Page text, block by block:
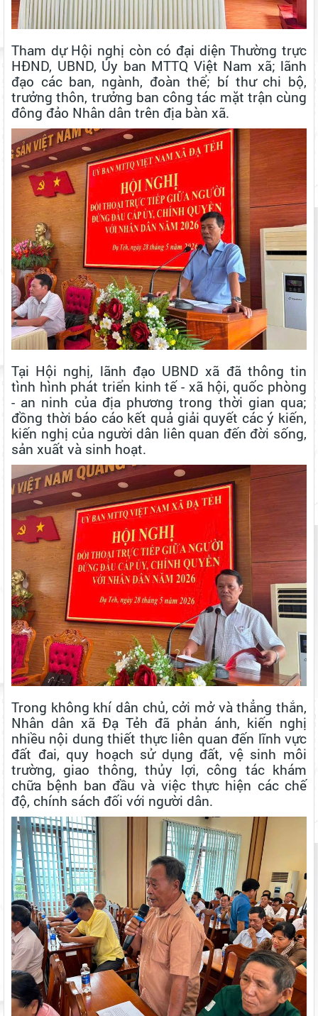
Tham dự Hội nghị còn có đại diện Thường trực
HĐND, UBND, Ủy ban MTTQ Việt Nam xã; lãnh
đạo các ban, ngành, đoàn thể; bí thư chi bộ,
trưởng thôn, trưởng ban công tác mặt trận cùng
đông đảo Nhân dân trên địa bàn xã.
Tại Hội nghị, lãnh đạo UBND xã đã thông tin
tình hình phát triển kinh tế - xã hội, quốc phòng
- an ninh của địa phương trong thời gian qua;
đồng thời báo cáo kết quả giải quyết các ý kiến,
kiến nghị của người dân liên quan đến đời sống,
sản xuất và sinh hoạt.
Trong không khí dân chủ, cởi mở và thẳng thắn,
Nhân dân xã Đạ Tẻh đã phản ánh, kiến nghị
nhiều nội dung thiết thực liên quan đến lĩnh vực
đất đai, quy hoạch sử dụng đất, vệ sinh môi
trường, giao thông, thủy lợi, công tác khám
chữa bệnh ban đầu và việc thực hiện các chế
độ, chính sách đối với người dân.